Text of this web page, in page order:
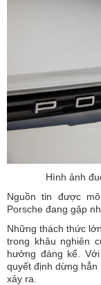
Hình ảnh
Nguồn tin được
Porsche đang gặp
Những thách thức
trong khâu nghiên
hưởng đáng kể.
quyết định dừng
xảy ra.